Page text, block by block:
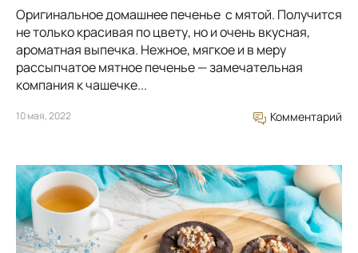
Оригинальное домашнее печенье с мятой. Получится
не только красивая по цвету, но и очень вкусная,
ароматная выпечка. Нежное, мягкое и в меру
рассыпчатое мятное печенье — замечательная
компания к чашечке...
10 мая, 2022 Комментарий